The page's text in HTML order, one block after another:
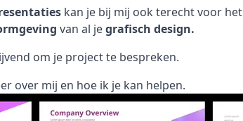
kan je bij mij ook terecht voor het
van al jegrafisch design.
om je project te bespreken.
over mij en hoe ik je kan helpen.